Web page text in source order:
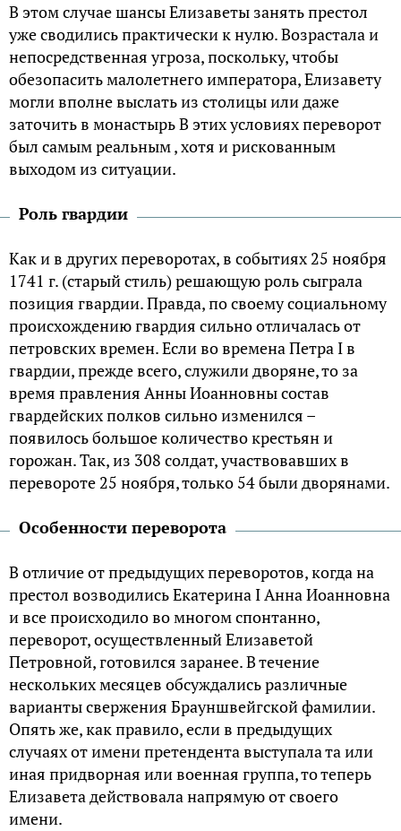
В этом случае шансы Елизаветы занять престол
уже сводились практически к нулю. Возрастала и
непосредственная угроза, поскольку, чтобы
обезопасить малолетнего императора, Елизавету
могли вполне выслать из столицы или даже
заточить в монастырь В этих условиях переворот
был самым реальным , хотя и рискованным
выходом из ситуации.
Роль гвардии
Как и в других переворотах, в событиях 25 ноября
1741 г. (старый стиль) решающую роль сыграла
позиция гвардии. Правда, по своему социальному
происхождению гвардия сильно отличалась от
петровских времен. Если во времена Петра I в
гвардии, прежде всего, служили дворяне, то за
время правления Анны Иоанновны состав
гвардейских полков сильно изменился –
появилось большое количество крестьян и
горожан. Так, из 308 солдат, участвовавших в
перевороте 25 ноября, только 54 были дворянами.
Особенности переворота
В отличие от предыдущих переворотов, когда на
престол возводились Екатерина I Анна Иоанновна
и все происходило во многом спонтанно,
переворот, осуществленный Елизаветой
Петровной, готовился заранее. В течение
нескольких месяцев обсуждались различные
варианты свержения Брауншвейгской фамилии.
Опять же, как правило, если в предыдущих
случаях от имени претендента выступала та или
иная придворная или военная группа, то теперь
Елизавета действовала напрямую от своего
имени.